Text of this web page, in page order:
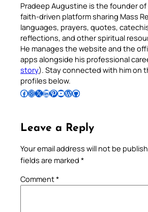
Pradeep Augustine is the founder of
faith-driven platform sharing Mass
languages, prayers, quotes,
reflections, and other spiritual
He manages the website and the
apps alongside his professional
story). Stay connected with him on
profiles below.
Follow Pradeep on Facebook Follow Pradeep on InstagramFollow Pradeep on X Follow Pradeep on LinkedIn Follow Pradeep on Pinterest Subscribe to Pradeep’s Youtube Channel Follow Pradeep on WordPress Follow Pradeep on GitHub
Leave a Reply
Your email address will not be
fields are marked *
Comment*